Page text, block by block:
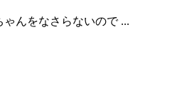
んをなさらないので ...